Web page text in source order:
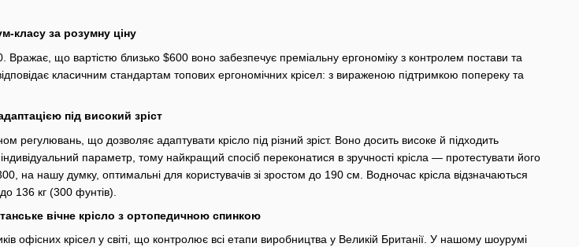
класу за розумну ціну
Вражає, що вартістю близько $600 воно забезпечує преміальну ергономіку з контролем постави та
класичним стандартам топових ергономічних крісел: з вираженою підтримкою попереку та
під високий зріст
регулювань, що дозволяє адаптувати крісло під різний зріст. Воно досить високе й підходить
параметр, тому найкращий спосіб переконатися в зручності крісла — протестувати його
на нашу думку, оптимальні для користувачів зі зростом до 190 см. Водночас крісла відзначаються
136 кг (300 фунтів).
вічне крісло з ортопедичною спинкою
офісних крісел у світі, що контролює всі етапи виробництва у Великій Британії. У нашому шоурумі